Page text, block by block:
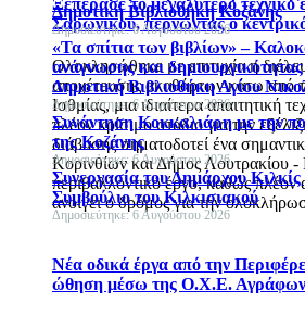
Ξεπέρασε το μεγαλύτερο τεχνικό
Σαρωνικού, περνώντας ο
Ολοκληρώθηκε με επιτυχία η
αποχέτευσης ακαθάρτων κάτω από
Ισθμίας, μια ιδιαίτερα απαιτητική
πλέον κρίσιμο στάδιο για την
διάβασης σηματοδοτεί ένα
Κορινθίων και Δήμος
περιβαλλοντικό έργο, καθώς πλέον
ανοίγει ο δρόμος για την
Νέα οδικά έργα από την
ώθηση μέσω της Ο.Χ.Ε. Αγράφων
Δημοτική Βιβλιοθήκη Κοζάνης
Δημοσιεύτηκε: 6 Αυγούστου 2026
«Τα σπίτια των βιβλίων» –
ανάγνωσης και
Δημοτική Βιβλιοθήκη Αγίου
Δημοσιεύτηκε: 6 Αυγούστου 2026
Συνάντηση Κοκκαλιάρη με την
της Κοζάνης
Δημοσιεύτηκε: 6 Αυγούστου 2026
Συνεργασία του Δημάρχου Κιλκίς
Συμβούλιο του Κιλκισιακού
Δημοσιεύτηκε: 6 Αυγούστου 2026